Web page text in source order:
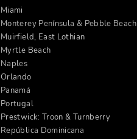
Miami
Monterey Península & Pebble Beach
Muirfield, East Lothian
Myrtle Beach
Naples
Orlando
Panamá
Portugal
Prestwick: Troon & Turnberry
República Dominicana